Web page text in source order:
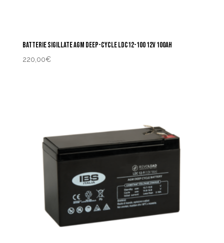
BATTERIE SIGILLATE AGM DEEP-CYCLE LDC12-100 12V 100AH
220,00€